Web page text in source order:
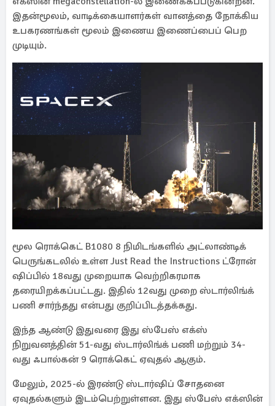
இதன்மூலம், வாடிக்கையாளர்கள் வானத்தை நோக்கிய
உபகரணங்கள் மூலம் இணைய இணைப்பைப் பெற
முடியும்.
மூல ரொக்கெட் B1080 8 நிமிடங்களில் அட்லாண்டிக்
பெருங்கடலில் உள்ள Just Read the Instructions ட்ரோன்
ஷிப்பில் 18வது முறையாக வெற்றிகரமாக
தரையிறக்கப்பட்டது. இதில் 12வது முறை ஸ்டார்லிங்க்
பணி சார்ந்தது என்பது குறிப்பிடத்தக்கது.
இந்த ஆண்டு இதுவரை இது ஸ்பேஸ் எக்ஸ்
நிறுவனத்தின் 51-வது ஸ்டார்லிங்க் பணி மற்றும் 34-
வது ஃபால்கன் 9 ரொக்கெட் ஏவுதல் ஆகும்.
மேலும், 2025-ல் இரண்டு ஸ்டார்ஷிப் சோதனை
ஏவுதல்களும் இடம்பெற்றுள்ளன. இது ஸ்பேஸ் எக்ஸின்